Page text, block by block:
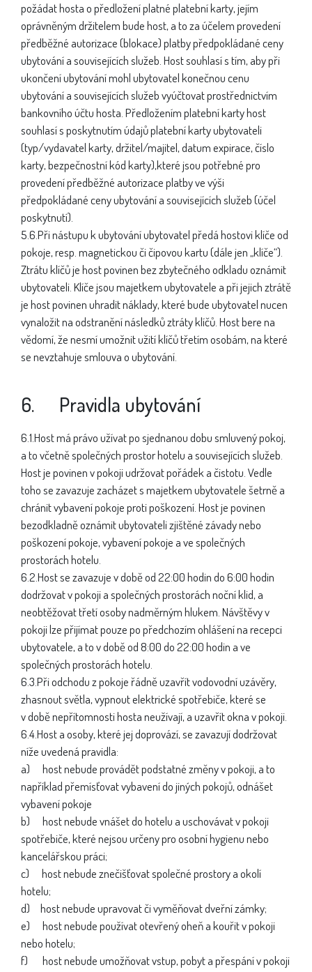
požádat hosta o předložení platné platební karty, jejím
oprávněným držitelem bude host, a to za účelem provedení
předběžné autorizace (blokace) platby předpokládané ceny
ubytování a souvisejících služeb. Host souhlasí s tím, aby při
ukončení ubytování mohl ubytovatel konečnou cenu
ubytování a souvisejících služeb vyúčtovat prostřednictvím
bankovního účtu hosta. Předložením platební karty host
souhlasí s poskytnutím údajů platební karty ubytovateli
(typ/vydavatel karty, držitel/majitel, datum expirace, číslo
karty, bezpečnostní kód karty),které jsou potřebné pro
provedení předběžné autorizace platby ve výši
předpokládané ceny ubytování a souvisejících služeb (účel
poskytnutí).
5.6.Při nástupu k ubytování ubytovatel předá hostovi klíče od
pokoje, resp. magnetickou či čipovou kartu (dále jen „klíče“).
Ztrátu klíčů je host povinen bez zbytečného odkladu oznámit
ubytovateli. Klíče jsou majetkem ubytovatele a při jejich ztrátě
je host povinen uhradit náklady, které bude ubytovatel nucen
vynaložit na odstranění následků ztráty klíčů. Host bere na
vědomí, že nesmí umožnit užití klíčů třetím osobám, na které
se nevztahuje smlouva o ubytování.
6. Pravidla ubytování
6.1.Host má právo užívat po sjednanou dobu smluvený pokoj,
a to včetně společných prostor hotelu a souvisejících služeb.
Host je povinen v pokoji udržovat pořádek a čistotu. Vedle
toho se zavazuje zacházet s majetkem ubytovatele šetrně a
chránit vybavení pokoje proti poškození. Host je povinen
bezodkladně oznámit ubytovateli zjištěné závady nebo
poškození pokoje, vybavení pokoje a ve společných
prostorách hotelu.
6.2.Host se zavazuje v době od 22:00 hodin do 6:00 hodin
dodržovat v pokoji a společných prostorách noční klid, a
neobtěžovat třetí osoby nadměrným hlukem. Návštěvy v
pokoji lze přijímat pouze po předchozím ohlášení na recepci
ubytovatele, a to v době od 8:00 do 22:00 hodin a ve
společných prostorách hotelu.
6.3.Při odchodu z pokoje řádně uzavřít vodovodní uzávěry,
zhasnout světla, vypnout elektrické spotřebiče, které se
v době nepřítomnosti hosta neužívají, a uzavřít okna v pokoji.
6.4.Host a osoby, které jej doprovází, se zavazují dodržovat
níže uvedená pravidla:
a) host nebude provádět podstatné změny v pokoji, a to
například přemísťovat vybavení do jiných pokojů, odnášet
vybavení pokoje
b) host nebude vnášet do hotelu a uschovávat v pokoji
spotřebiče, které nejsou určeny pro osobní hygienu nebo
kancelářskou práci;
c) host nebude znečišťovat společné prostory a okolí
hotelu;
d) host nebude upravovat či vyměňovat dveřní zámky;
e) host nebude používat otevřený oheň a kouřit v pokoji
nebo hotelu;
f) host nebude umožňovat vstup, pobyt a přespání v pokoji